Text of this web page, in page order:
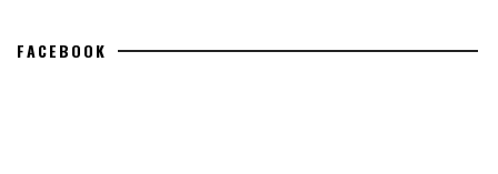
FACEBOOK